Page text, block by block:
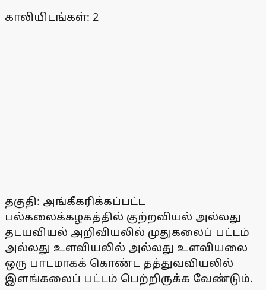
காலியிடங்கள்: 2
தகுதி: அங்கீகரிக்கப்பட்ட
பல்கலைக்கழகத்தில் குற்றவியல் அல்லது
தடயவியல் அறிவியலில் முதுகலைப் பட்டம்
அல்லது உளவியலில் அல்லது உளவியலை
ஒரு பாடமாகக் கொண்ட தத்துவவியலில்
இளங்கலைப் பட்டம் பெற்றிருக்க வேண்டும்.